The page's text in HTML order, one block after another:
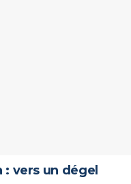
vers un dégel